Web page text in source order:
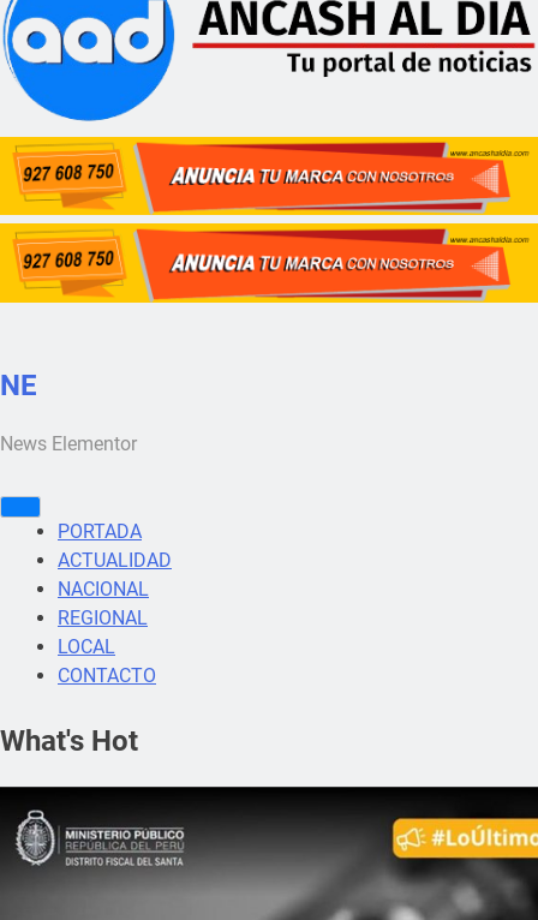
NE
News Elementor
PORTADA
ACTUALIDAD
NACIONAL
REGIONAL
LOCAL
CONTACTO
What's Hot